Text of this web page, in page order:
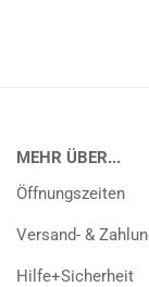
MEHR ÜBER...
Öffnungszeiten
Versand- &
Hilfe+Sicherheit